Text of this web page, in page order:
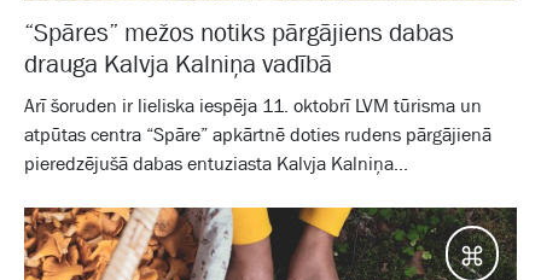
“Spāres” mežos notiks pārgājiens dabas
drauga Kalvja Kalniņa vadībā
Arī šoruden ir lieliska iespēja 11. oktobrī LVM tūrisma un
atpūtas centra “Spāre” apkārtnē doties rudens pārgājienā
pieredzējušā dabas entuziasta Kalvja Kalniņa...